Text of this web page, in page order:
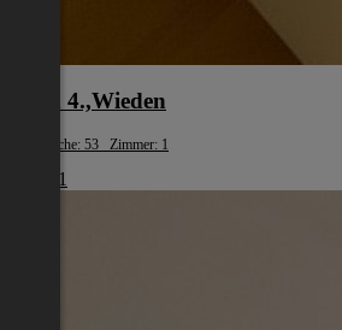
Wien 4.,Wieden
Wohnfläche: 53 Zimmer: 1
€ 1.461